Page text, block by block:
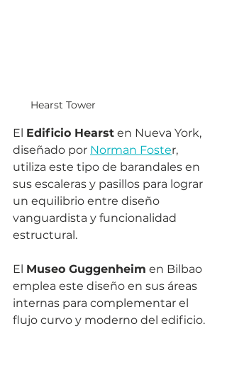
Hearst Tower
El Edificio Hearst en Nueva York,
diseñado por Norman Foster,
utiliza este tipo de barandales en
sus escaleras y pasillos para lograr
un equilibrio entre diseño
vanguardista y funcionalidad
estructural.
El Museo Guggenheim en Bilbao
emplea este diseño en sus áreas
internas para complementar el
flujo curvo y moderno del edificio.